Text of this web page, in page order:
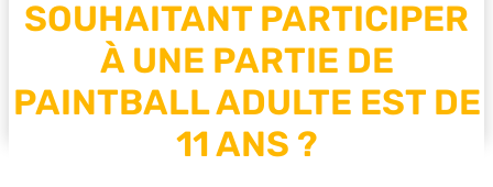
SOUHAITANT PARTICIPER
À UNE PARTIE DE
PAINTBALL ADULTE EST DE
11 ANS ?